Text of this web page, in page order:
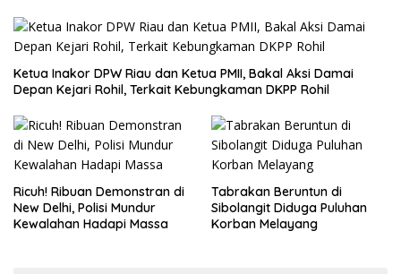
Ketua Inakor DPW Riau dan Ketua PMII, Bakal Aksi Damai
Depan Kejari Rohil, Terkait Kebungkaman DKPP Rohil
Ricuh! Ribuan Demonstran di
New Delhi, Polisi Mundur
Kewalahan Hadapi Massa
Tabrakan Beruntun di
Sibolangit Diduga Puluhan
Korban Melayang